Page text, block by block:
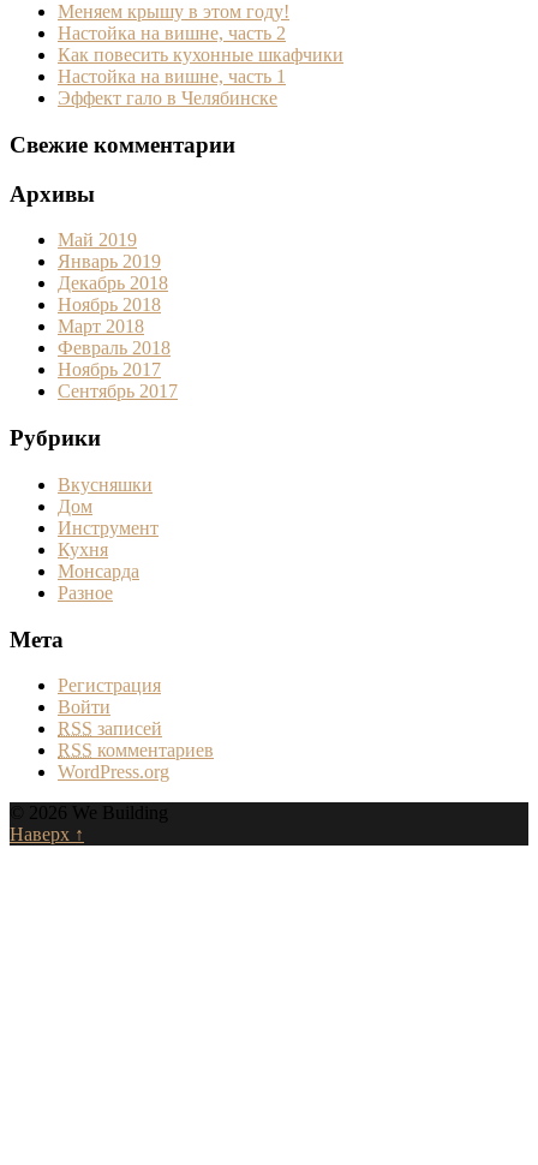
Меняем крышу в этом году!
Настойка на вишне, часть 2
Как повесить кухонные шкафчики
Настойка на вишне, часть 1
Эффект гало в Челябинске
Свежие комментарии
Архивы
Май 2019
Январь 2019
Декабрь 2018
Ноябрь 2018
Март 2018
Февраль 2018
Ноябрь 2017
Сентябрь 2017
Рубрики
Вкусняшки
Дом
Инструмент
Кухня
Монсарда
Разное
Мета
Регистрация
Войти
RSS записей
RSS комментариев
WordPress.org
© 2026 We Building
Наверх ↑